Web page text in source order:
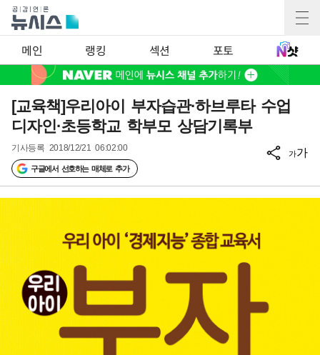
메인 랭킹 섹션 포토
[교육책]우리아이 부자습관·하브루타 수업
디자인·초등학교 학부모 상담기록부
기사등록 2018/12/21 06:02:00
구글에서 선호하는 매체로 추가
가가